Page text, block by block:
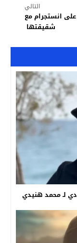
التالي
انستجرام مع
شقيقتها